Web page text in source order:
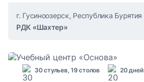
г. Гусиноозерск, Республика Бурятия
РДК «Шахтер»
30 стульев, 19 столов 20 дней